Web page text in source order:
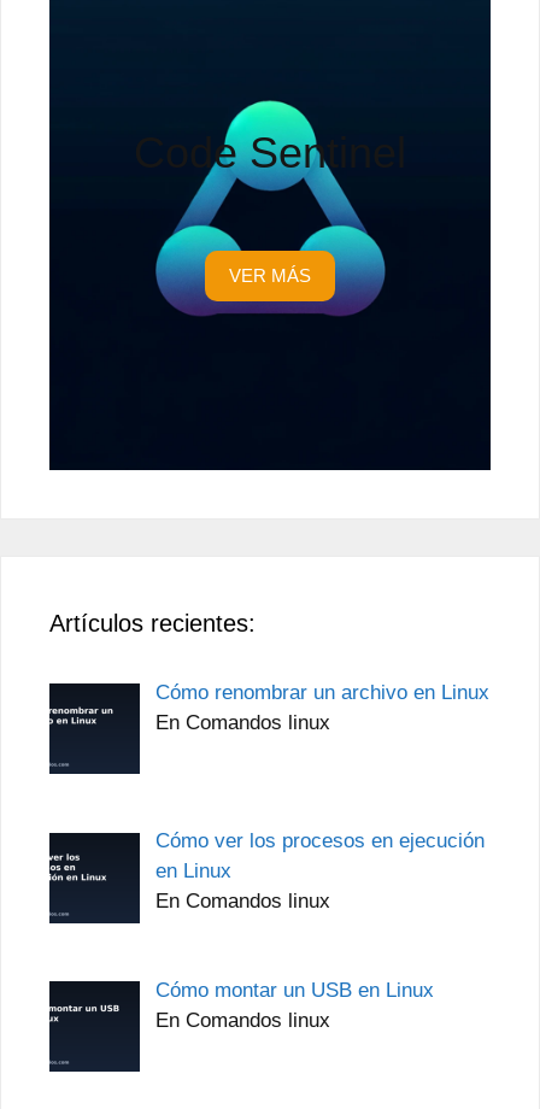
Code Sentinel
VER MÁS
Artículos recientes:
Cómo renombrar un archivo en Linux
En Comandos linux
Cómo ver los procesos en ejecución
en Linux
En Comandos linux
Cómo montar un USB en Linux
En Comandos linux